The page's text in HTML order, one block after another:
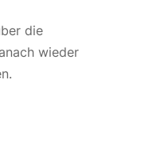
die
wieder